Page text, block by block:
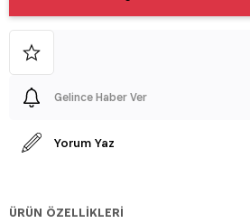
Gelince Haber Ver
Yorum Yaz
ÜRÜN ÖZELLIKLERI